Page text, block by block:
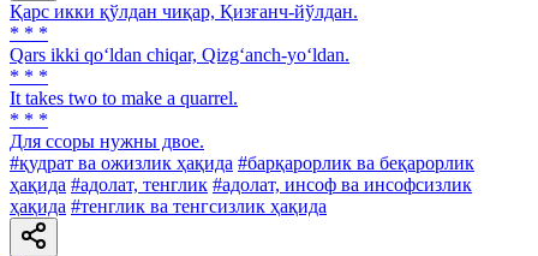
Қарс икки қўлдан чиқар, Қизғанч-йўлдан.
* * *
Qars ikki qo‘ldan chiqar, Qizg‘anch-yo‘ldan.
* * *
It takes two to make a quarrel.
* * *
Для ссоры нужны двое.
#қудрат ва ожизлик ҳақида #барқарорлик ва беқарорлик
ҳақида #адолат, тенглик #адолат, инсоф ва инсофсизлик
ҳақида #тенглик ва тенгсизлик ҳақида